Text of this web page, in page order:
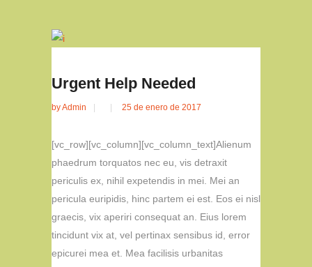
Urgent Help Needed
byAdmin 25 de enero de 2017
[vc_row][vc_column][vc_column_text]Alienum
phaedrum torquatos nec eu, vis detraxit
periculis ex, nihil expetendis in mei. Mei an
pericula euripidis, hinc partem ei est. Eos ei nisl
graecis, vix aperiri consequat an. Eius lorem
tincidunt vix at, vel pertinax sensibus id, error
epicurei mea et. Mea facilisis urbanitas